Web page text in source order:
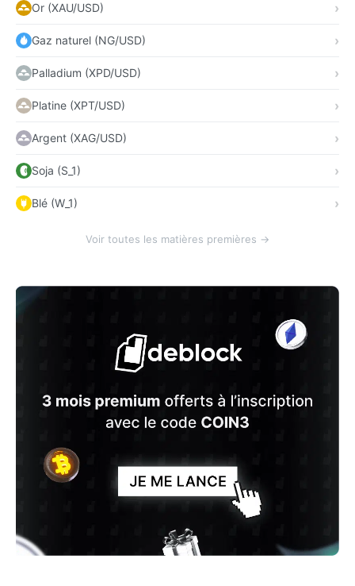
Or (XAU/USD)
Gaz naturel (NG/USD)
Palladium (XPD/USD)
Platine (XPT/USD)
Argent (XAG/USD)
Soja (S_1)
Blé (W_1)
Voir toutes les matières premières →